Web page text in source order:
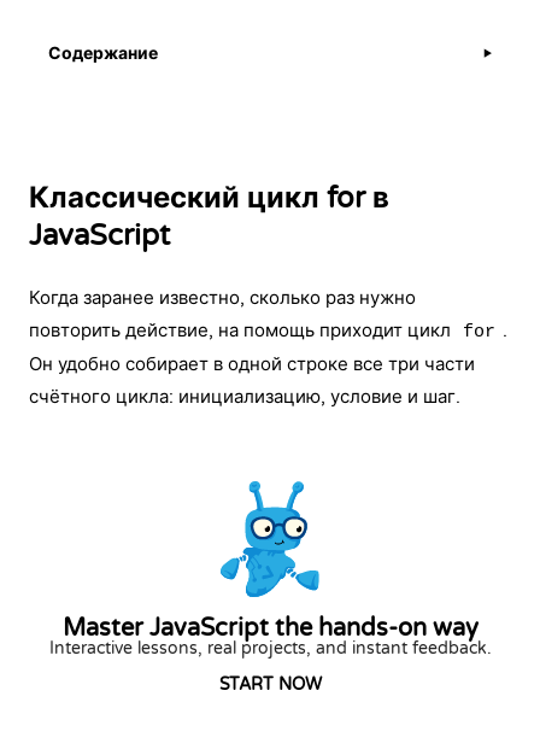
Классический цикл for в
JavaScript
Когда заранее известно, сколько раз нужно
повторить действие, на помощь приходит цикл
for .
Он удобно собирает в одной строке все три части
счётного цикла: инициализацию, условие и шаг.
Master JavaScript the hands-on way
Interactive lessons, real projects, and instant feedback.
START NOW
Содержание ▶